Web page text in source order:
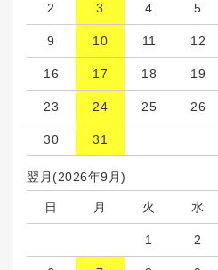
2 3 4 5
9 10 11 12
16 17 18 19
23 24 25 26
30 31
翌月(2026年9月)
日 月 火 水
1 2